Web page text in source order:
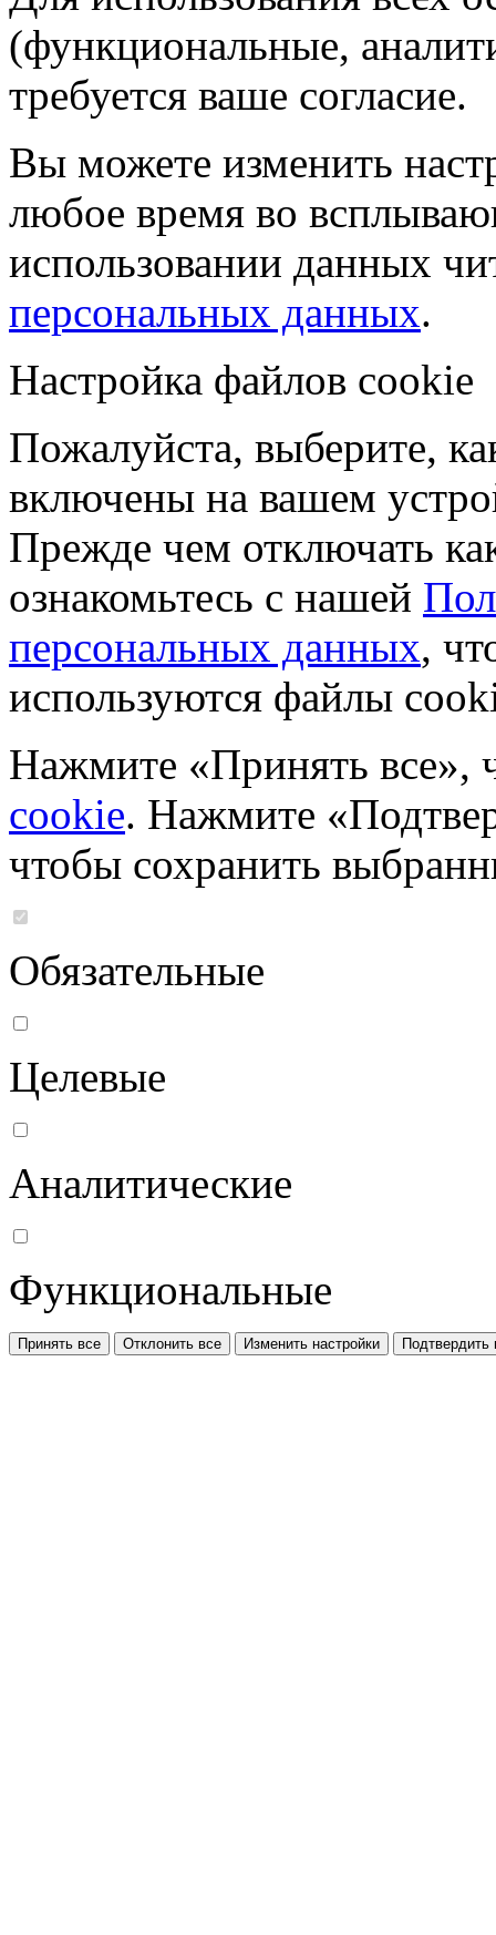
(функциональные,
требуется ваше согласие.
Вы можете изменить
любое время во
использовании данных
персональных данных.
Настройка файлов cookie
Пожалуйста, выберите,
включены на вашем
Прежде чем отключать
ознакомьтесь с нашей
персональных данных,
используются файлы
Нажмите «Принять все»,
cookie. Нажмите
чтобы сохранить
Обязательные
Целевые
Аналитические
Функциональные
Принять все Отклонить все Изменить настройки Подтвердить